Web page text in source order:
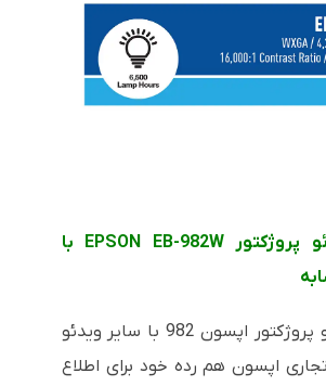
مقایسه ویدئو پروژکتور EPSON EB-982W با
مقایسه ویدئو پروژکتور اپسون 982 با سایر ویدئو
اپسون هم رده خود برای اطلاع